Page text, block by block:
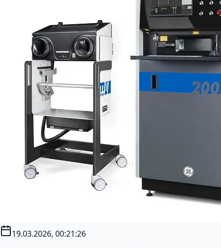
19.03.2026, 00:21:26